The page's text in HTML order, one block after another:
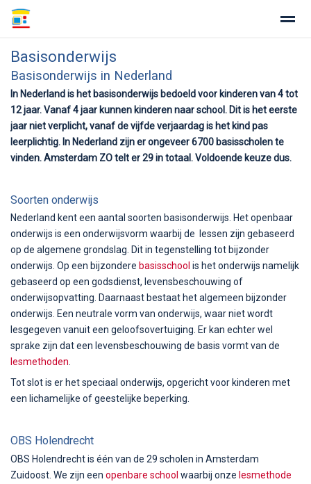
Home Zoeken Nieuws Agenda
Basisonderwijs
Basisonderwijs in Nederland
In Nederland is het basisonderwijs bedoeld voor kinderen van 4 tot
12 jaar. Vanaf 4 jaar kunnen kinderen naar school. Dit is het eerste
jaar niet verplicht, vanaf de vijfde verjaardag is het kind pas
leerplichtig. In Nederland zijn er ongeveer 6700 basisscholen te
vinden. Amsterdam ZO telt er 29 in totaal. Voldoende keuze dus.
Soorten onderwijs
Nederland kent een aantal soorten basisonderwijs. Het openbaar
onderwijs is een onderwijsvorm waarbij de lessen zijn gebaseerd
op de algemene grondslag. Dit in tegenstelling tot bijzonder
onderwijs. Op een bijzondere basisschool is het onderwijs namelijk
gebaseerd op een godsdienst, levensbeschouwing of
onderwijsopvatting. Daarnaast bestaat het algemeen bijzonder
onderwijs. Een neutrale vorm van onderwijs, waar niet wordt
lesgegeven vanuit een geloofsovertuiging. Er kan echter wel
sprake zijn dat een levensbeschouwing de basis vormt van de
lesmethoden.
Tot slot is er het speciaal onderwijs, opgericht voor kinderen met
een lichamelijke of geestelijke beperking.
OBS Holendrecht
OBS Holendrecht is één van de 29 scholen in Amsterdam
Zuidoost. We zijn een openbare school waarbij onze lesmethode